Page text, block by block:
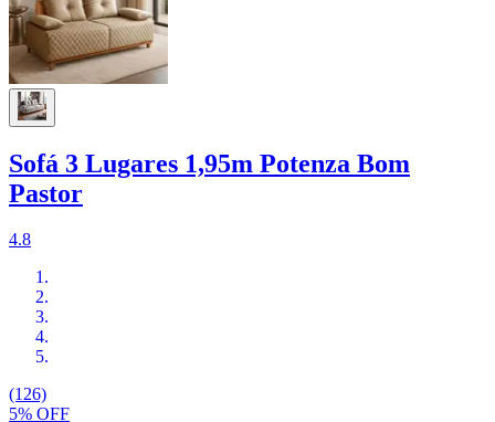
Sofá 3 Lugares 1,95m Potenza Bom
Pastor
4.8
(126)
5% OFF